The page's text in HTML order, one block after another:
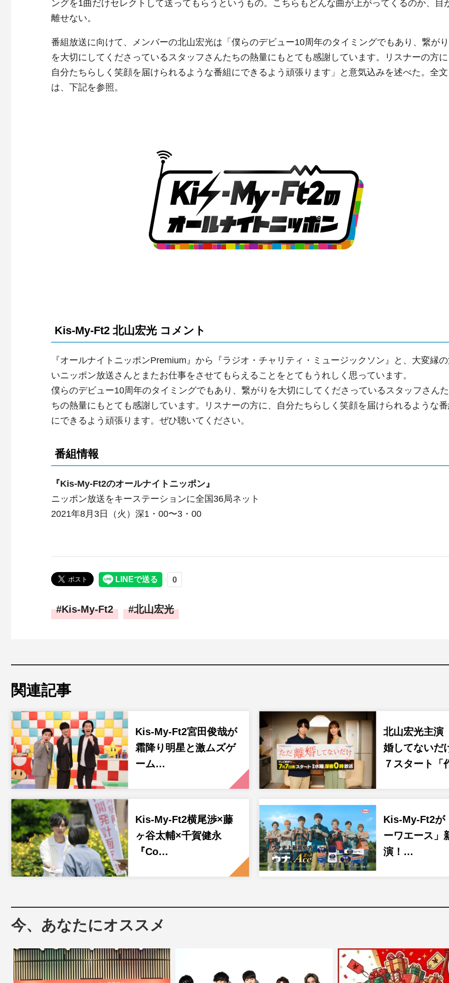
ングを1曲だけセレクトして送ってもらうというもの。こちらもどんな曲が上がってくるのか、目
離せない。
番組放送に向けて、メンバーの北山宏光は「僕らのデビュー10周年のタイミングでもあり、繋がり
を大切にしてくださっているスタッフさんたちの熱量にもとても感謝しています。リスナーの方
自分たちらしく笑顔を届けられるような番組にできるよう頑張ります」と意気込みを述べた。全文
は、下記を参照。
Kis-My-Ft2 北山宏光 コメント
『オールナイトニッポンPremium』から『ラジオ・チャリティ・ミュージックソン』と、大変縁
いニッポン放送さんとまたお仕事をさせてもらえることをとてもうれしく思っています。
僕らのデビュー10周年のタイミングでもあり、繋がりを大切にしてくださっているスタッフさんた
ちの熱量にもとても感謝しています。リスナーの方に、自分たちらしく笑顔を届けられるような
にできるよう頑張ります。ぜひ聴いてください。
番組情報
『Kis-My-Ft2のオールナイトニッポン』
ニッポン放送をキーステーションに全国36局ネット
2021年8月3日（火）深1・00〜3・00
Kis-My-Ft2 北山宏光
関連記事
Kis-My-Ft2宮田俊哉が
霜降り明星と激ムズゲ
ーム…
北山宏光主演
婚してないだ
７スタート
Kis-My-Ft2横尾渉×藤
ヶ谷太輔×千賀健永
『Co…
Kis-My-Ft2が
ーワエース」
演！…
今、あなたにオススメ